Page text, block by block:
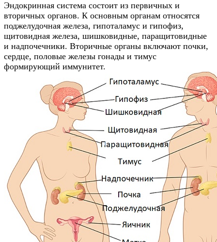
Эндокринная система состоит из первичных и
вторичных органов. К основным органам относятся
поджелудочная железа, гипоталамус и гипофиз,
щитовидная железа, шишковидные, паращитовидные
и надпочечники. Вторичные органы включают почки,
сердце, половые железы гонады и тимус
формирующий иммунитет.